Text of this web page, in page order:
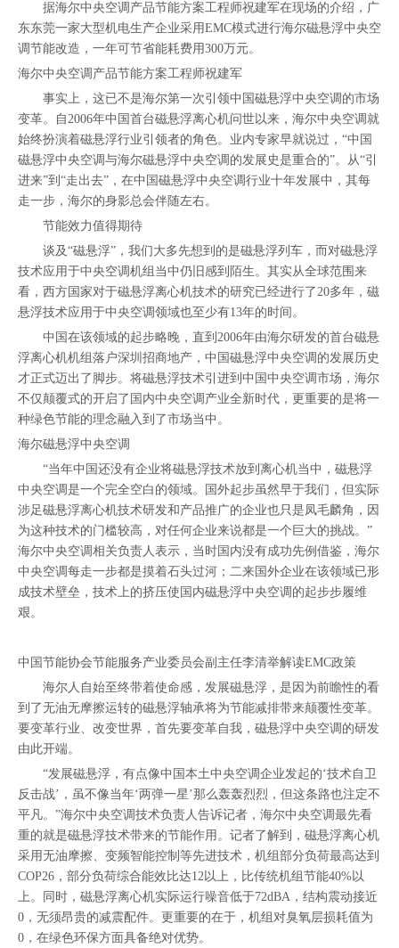
据海尔中央空调产品节能方案工程师祝建军在现场的介绍，广
东东莞一家大型机电生产企业采用EMC模式进行海尔磁悬浮中央空
调节能改造，一年可节省能耗费用300万元。
海尔中央空调产品节能方案工程师祝建军
事实上，这已不是海尔第一次引领中国磁悬浮中央空调的市场
变革。自2006年中国首台磁悬浮离心机问世以来，海尔中央空调就
始终扮演着磁悬浮行业引领者的角色。业内专家早就说过，“中国
磁悬浮中央空调与海尔磁悬浮中央空调的发展史是重合的”。从“引
进来”到“走出去”，在中国磁悬浮中央空调行业十年发展中，其每
走一步，海尔的身影总会伴随左右。
节能效力值得期待
谈及“磁悬浮”，我们大多先想到的是磁悬浮列车，而对磁悬浮
技术应用于中央空调机组当中仍旧感到陌生。其实从全球范围来
看，西方国家对于磁悬浮离心机技术的研究已经进行了20多年，磁
悬浮技术应用于中央空调领域也至少有13年的时间。
中国在该领域的起步略晚，直到2006年由海尔研发的首台磁悬
浮离心机机组落户深圳招商地产，中国磁悬浮中央空调的发展历史
才正式迈出了脚步。将磁悬浮技术引进到中国中央空调市场，海尔
不仅颠覆式的开启了国内中央空调产业全新时代，更重要的是将一
种绿色节能的理念融入到了市场当中。
海尔磁悬浮中央空调
“当年中国还没有企业将磁悬浮技术放到离心机当中，磁悬浮
中央空调是一个完全空白的领域。国外起步虽然早于我们，但实际
涉足磁悬浮离心机技术研发和产品推广的企业也只是凤毛麟角，因
为这种技术的门槛较高，对任何企业来说都是一个巨大的挑战。”
海尔中央空调相关负责人表示，当时国内没有成功先例借鉴，海尔
中央空调每走一步都是摸着石头过河；二来国外企业在该领域已形
成技术壁垒，技术上的挤压使国内磁悬浮中央空调的起步步履维
艰。
中国节能协会节能服务产业委员会副主任李清举解读EMC政策
海尔人自始至终带着使命感，发展磁悬浮，是因为前瞻性的看
到了无油无摩擦运转的磁悬浮轴承将为节能减排带来颠覆性变革。
要变革行业、改变世界，首先要变革自我，磁悬浮中央空调的研发
由此开端。
“发展磁悬浮，有点像中国本土中央空调企业发起的‘技术自卫
反击战’，虽不像当年‘两弹一星’那么轰轰烈烈，但这条路也注定不
平凡。”海尔中央空调技术负责人告诉记者，海尔中央空调最先看
重的就是磁悬浮技术带来的节能作用。记者了解到，磁悬浮离心机
采用无油摩擦、变频智能控制等先进技术，机组部分负荷最高达到
COP26，部分负荷综合能效比达12以上，比传统机组节能40%以
上。同时，磁悬浮离心机实际运行噪音低于72dBA，结构震动接近
0，无须昂贵的减震配件。更重要的在于，机组对臭氧层损耗值为
0，在绿色环保方面具备绝对优势。